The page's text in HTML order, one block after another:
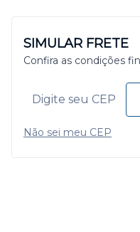
SIMULAR FRETE
Confira as condições
Não sei meu CEP